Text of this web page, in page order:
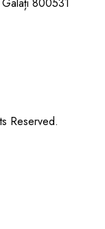
800531
Reserved.